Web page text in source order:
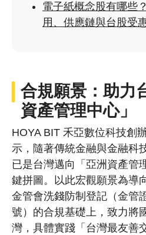
電子紙概念股有哪些
用、供應鏈與台股受
合規願景：助力
資產管理中心」
HOYA BIT 禾亞數位科技創
示，隨著傳統金融與金融科
已是台灣邁向「亞洲資產管
鍵拼圖。以此宏觀願景為導
金管會洗錢防制登記（金管
號）的合規基礎上，致力將
灣，具體實踐「台灣最友善